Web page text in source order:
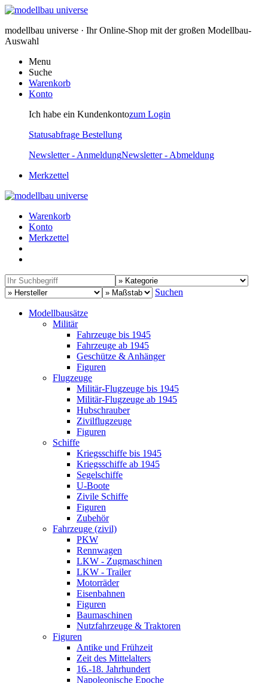
modellbau universe · Ihr Online-Shop mit der großen Modellbau-
Auswahl
Menu
Suche
Warenkorb
Konto
Ich habe ein Kundenkontozum Login
Statusabfrage Bestellung
Newsletter - AnmeldungNewsletter - Abmeldung
Merkzettel
Warenkorb
Konto
Merkzettel
Suchen
Modellbausätze
Militär
Fahrzeuge bis 1945
Fahrzeuge ab 1945
Geschütze & Anhänger
Figuren
Flugzeuge
Militär-Flugzeuge bis 1945
Militär-Flugzeuge ab 1945
Hubschrauber
Zivilflugzeuge
Figuren
Schiffe
Kriegsschiffe bis 1945
Kriegsschiffe ab 1945
Segelschiffe
U-Boote
Zivile Schiffe
Figuren
Zubehör
Fahrzeuge (zivil)
PKW
Rennwagen
LKW - Zugmaschinen
LKW - Trailer
Motorräder
Eisenbahnen
Figuren
Baumaschinen
Nutzfahrzeuge & Traktoren
Figuren
Antike und Frühzeit
Zeit des Mittelalters
16.-18. Jahrhundert
Napoleonische Epoche